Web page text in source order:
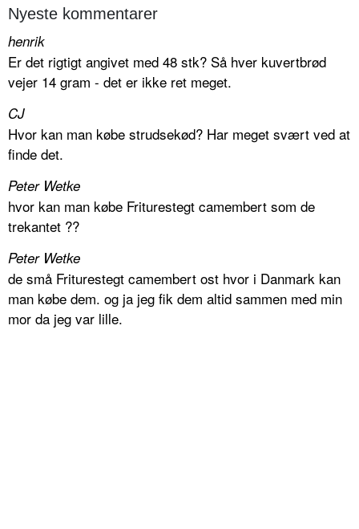
Nyeste kommentarer
henrik
Er det rigtigt angivet med 48 stk? Så hver kuvertbrød
vejer 14 gram - det er ikke ret meget.
CJ
Hvor kan man købe strudsekød? Har meget svært ved at
finde det.
Peter Wetke
hvor kan man købe Friturestegt camembert som de
trekantet ??
Peter Wetke
de små Friturestegt camembert ost hvor i Danmark kan
man købe dem. og ja jeg fik dem altid sammen med min
mor da jeg var lille.